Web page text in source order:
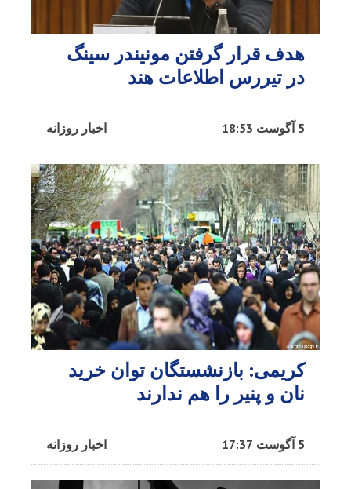
هدف قرار گرفتن مونیندر سینگ
در تیررس اطلاعات هند
اخبار روزانه 5 آگوست 18:53
کریمی: بازنشستگان توان خرید
نان و پنیر را هم ندارند
اخبار روزانه 5 آگوست 17:37